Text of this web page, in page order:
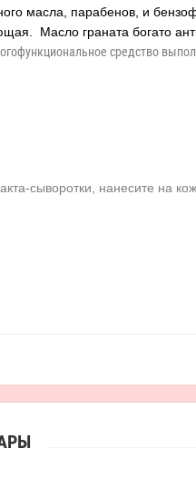
масла, парабенов, и
Масло граната богато
средство
сыворотки, нанесите на